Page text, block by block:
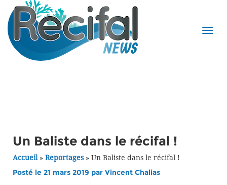
Un Baliste dans le récifal !
Accueil» Reportages» Un Baliste dans le récifal !
Posté le 21 mars 2019 par Vincent Chalias